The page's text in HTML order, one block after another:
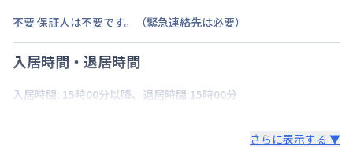
不要 保証人は不要です。（緊急連絡先は必要）
入居時間・退居時間
入居時間: 15時00分以降、退居時間:15時00分
さらに表示する ▼